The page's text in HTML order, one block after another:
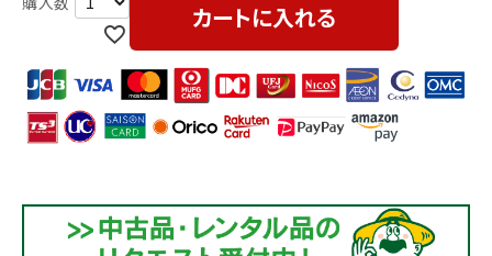
カートに入れる